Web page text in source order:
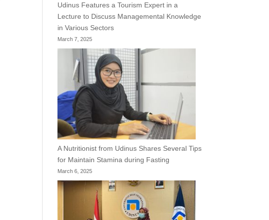
Udinus Features a Tourism Expert in a
Lecture to Discuss Managemental Knowledge
in Various Sectors
March 7, 2025
A Nutritionist from Udinus Shares Several Tips
for Maintain Stamina during Fasting
March 6, 2025